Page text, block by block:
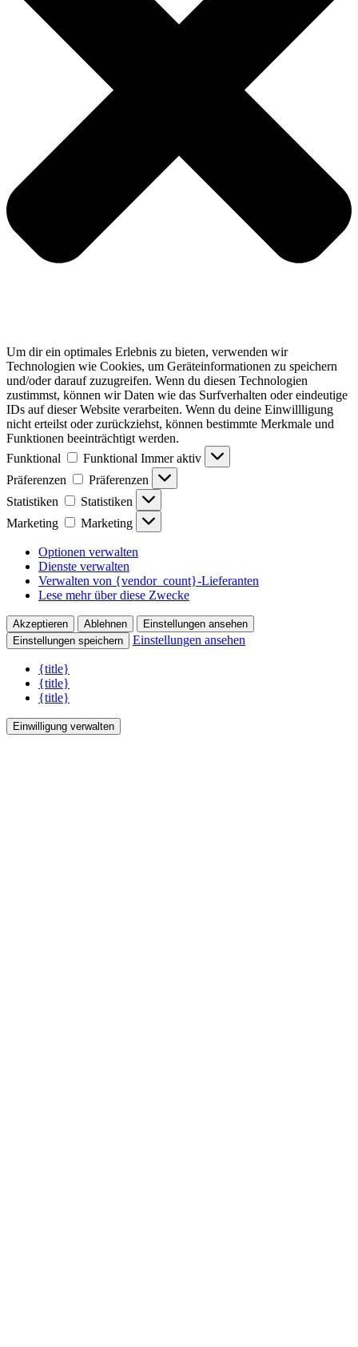
Um dir ein optimales Erlebnis zu bieten, verwenden wir
Technologien wie Cookies, um Geräteinformationen zu speichern
und/oder darauf zuzugreifen. Wenn du diesen Technologien
zustimmst, können wir Daten wie das Surfverhalten oder eindeutige
IDs auf dieser Website verarbeiten. Wenn du deine Einwillligung
nicht erteilst oder zurückziehst, können bestimmte Merkmale und
Funktionen beeinträchtigt werden.
Funktional
Funktional Immer aktiv
Präferenzen
Präferenzen
Statistiken
Statistiken
Marketing
Marketing
Optionen verwalten
Dienste verwalten
Verwalten von {vendor_count}-Lieferanten
Lese mehr über diese Zwecke
Akzeptieren Ablehnen
Einstellungen ansehen
Einstellungen speichern
Einstellungen ansehen
{title}
{title}
{title}
Einwilligung verwalten